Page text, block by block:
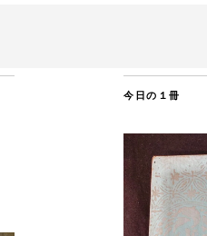
今日の１冊